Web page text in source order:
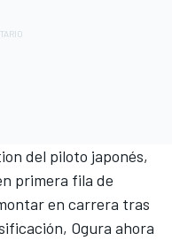
del piloto japonés,
primera fila de
en carrera tras
Ogura ahora